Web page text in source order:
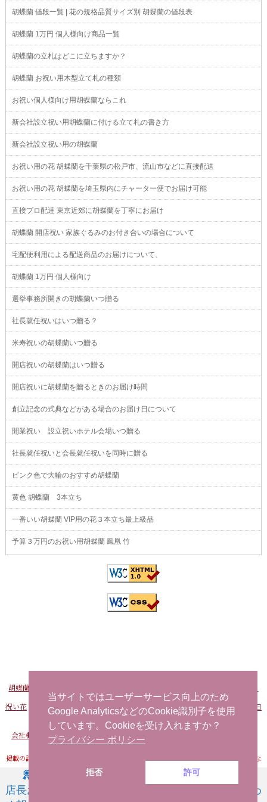
胡蝶蘭 値段一覧 | 花の規格品質サイズ別 胡蝶蘭の値段表
胡蝶蘭 1万円 個人様向け商品一覧
胡蝶蘭の立札はどこに立ちますか？
胡蝶蘭 お祝い用木型立て札の種類
お祝い個人様向け用胡蝶蘭ならこれ
新会社設立祝い用胡蝶蘭に付ける立て札の書き方
新会社設立祝い用の胡蝶蘭
お祝い用の花 胡蝶蘭を千葉県の松戸市、流山市などに直接配送
お祝い用の花 胡蝶蘭を埼玉県内にチャーター便でお届け可能
直接プロ配達 東京近郊に胡蝶蘭を丁寧にお届け
胡蝶蘭 開店祝い 家族ぐるみのお付き合いの場合について
宅配便利用による配送商品のお届けについて、
胡蝶蘭 1万円 個人様向け
選挙事務所開きの胡蝶蘭いつ贈る
社長就任祝いはいつ贈る？
米寿祝いの胡蝶蘭いつ贈る
開店祝いの胡蝶蘭はいつ贈る
開店祝いに胡蝶蘭を贈るときのお届け時間
創立記念の式典などがある場合のお届け日について
開業祝い 設立祝いホテル会場いつ贈る
社長就任祝いと会長就任祝いを同時に贈る
ピンク色で大輪のおすすめ胡蝶蘭
黄色 胡蝶蘭 3本立ち
一番いい胡蝶蘭 VIP用の花３本立ち最上級品
予算３万円のお祝い用胡蝶蘭 鳳凰 竹
胡蝶蘭販売Net
本へ花を注文する
祝い花- 開店祝い用の花- 社長就任祝い 胡蝶蘭 事務所移転祝い 胡蝶蘭-
誕生日
お祝い用の花
当日配達できる花-胡蝶蘭
会社概要
プライバシーポリシー- 特定商取引法に基づく表記
掲載の記事・写真・イラストなど、すべてのコンテンツの無断転写・転載・公衆送信な
店長お薦
問い合わ
当サイトではユーザーサービス向上のため
Google AnalyticsなどのCookie識別子を使用
しています。Cookieを受け入れますか？
プライバシー ポリシー
拒否 許可